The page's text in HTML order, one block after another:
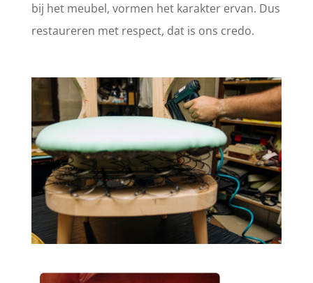
bij het meubel, vormen het karakter ervan. Dus
restaureren met respect, dat is ons credo.